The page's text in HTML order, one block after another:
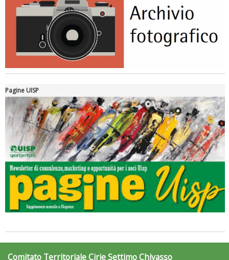
Pagine UISP
Comitato Territoriale Cirie Settimo Chivasso